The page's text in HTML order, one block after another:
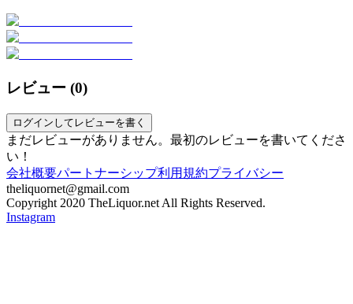
レビュー (0)
ログインしてレビューを書く
まだレビューがありません。最初のレビューを書いてくださ
い！
会社概要パートナーシップ利用規約プライバシー
theliquornet@gmail.com
Copyright 2020 TheLiquor.net All Rights Reserved.
Instagram